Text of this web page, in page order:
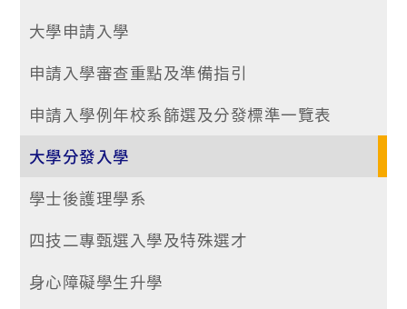
大學申請入學
申請入學審查重點及準備指引
申請入學例年校系篩選及分發標準一覽表
大學分發入學
學士後護理學系
四技二專甄選入學及特殊選才
身心障礙學生升學